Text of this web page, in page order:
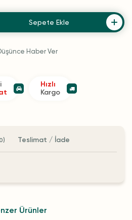
Sepete Ekle
Haber Ver
Hızlı
Kargo
Teslimat / İade
Ürünler